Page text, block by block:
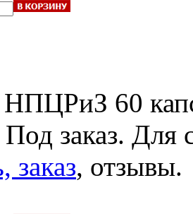
НПЦРиЗ 60
Под заказ. Для
заказ, отзывы.